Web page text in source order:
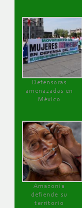
Defensoras
amenazadas en
México
Amazonía
defiende su
territorio